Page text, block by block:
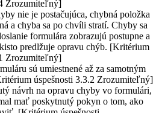
Zrozumiteľný]
nie je postačujúca, chybná položka
a chyba sa po chvíli stratí. Chyby sa
formulára zobrazujú postupne a
predlžuje opravu chýb. [Kritérium
Zrozumiteľný]
sú umiestnené až za samotným
úspešnosti 3.3.2 Zrozumiteľný]
návrh na opravu chyby vo formulári,
mať poskytnutý pokyn o tom, ako